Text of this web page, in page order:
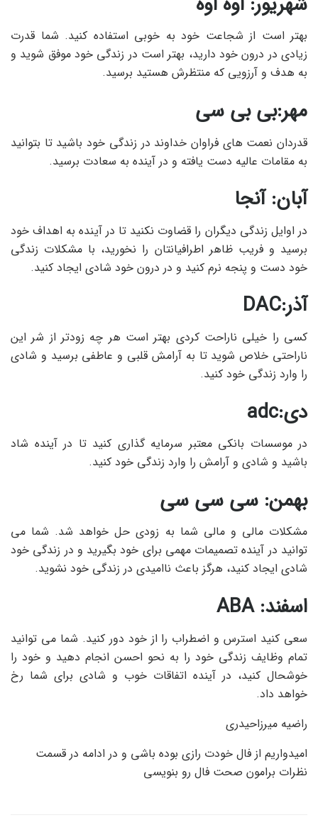
بهتر است از شجاعت خود به خوبی استفاده کنید. شما قدرت
زیادی در درون خود دارید، بهتر است در زندگی خود موفق شوید و
به هدف و آرزویی که منتظرش هستید برسید.
مهر:بی بی سی
قدردان نعمت های فراوان خداوند در زندگی خود باشید تا بتوانید
به مقامات عالیه دست یافته و در آینده به سعادت برسید.
آبان: آنجا
در اوایل زندگی دیگران را قضاوت نکنید تا در آینده به اهداف خود
برسید و فریب ظاهر اطرافیانتان را نخورید، با مشکلات زندگی
خود دست و پنجه نرم کنید و در درون خود شادی ایجاد کنید.
آذر:DAC
کسی را خیلی ناراحت کردی بهتر است هر چه زودتر از شر این
ناراحتی خلاص شوید تا به آرامش قلبی و عاطفی برسید و شادی
را وارد زندگی خود کنید.
دی:adc
در موسسات بانکی معتبر سرمایه گذاری کنید تا در آینده شاد
باشید و شادی و آرامش را وارد زندگی خود کنید.
بهمن: سی سی سی
مشکلات مالی و مالی شما به زودی حل خواهد شد. شما می
توانید در آینده تصمیمات مهمی برای خود بگیرید و در زندگی خود
شادی ایجاد کنید، هرگز باعث ناامیدی در زندگی خود نشوید.
اسفند: ABA
سعی کنید استرس و اضطراب را از خود دور کنید. شما می توانید
تمام وظایف زندگی خود را به نحو احسن انجام دهید و خود را
خوشحال کنید، در آینده اتفاقات خوب و شادی برای شما رخ
خواهد داد.
راضیه میرزاحیدری
امیدواریم از فال خودت رازی بوده باشی و در ادامه در قسمت
نظرات برامون صحت فال رو بنویسی